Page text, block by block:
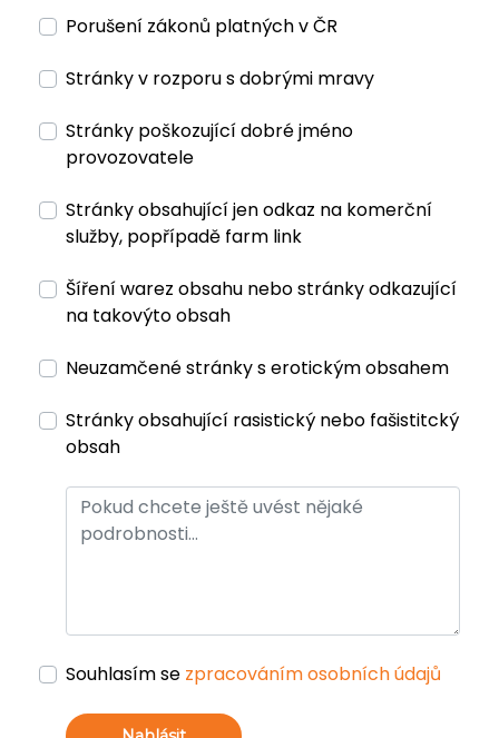
Porušení zákonů platných v ČR
Stránky v rozporu s dobrými mravy
Stránky poškozující dobré jméno
provozovatele
Stránky obsahující jen odkaz na komerční
služby, popřípadě farm link
Šíření warez obsahu nebo stránky odkazující
na takovýto obsah
Neuzamčené stránky s erotickým obsahem
Stránky obsahující rasistický nebo fašistitcký
obsah
Souhlasím se zpracováním osobních údajů